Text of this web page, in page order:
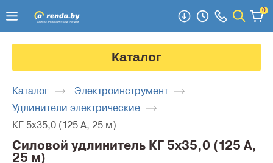
0
Каталог
Каталог
Электроинструмент
Удлинители электрические
КГ 5x35,0 (125 А, 25 м)
Силовой удлинитель КГ 5x35,0 (125 А,
25 м)